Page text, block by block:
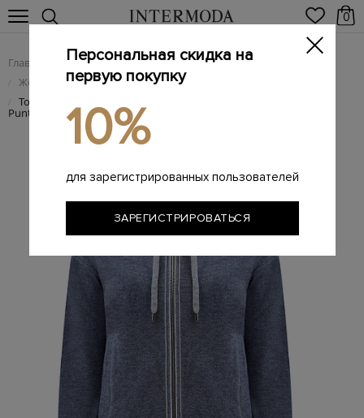
0
Главная Женщинам / Женская одежда
/ Женский трикотаж
/ Толстовка из хлопкового флиса с ювелирной окантовкой
Punto Luce
Персональная скидка на
первую покупку
10%
для зарегистрированных пользователей
ЗАРЕГИСТРИРОВАТЬСЯ